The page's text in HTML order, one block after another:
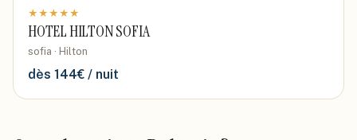
★ ★ ★ ★ ★
HOTEL HILTON SOFIA
sofia · Hilton
dès 144€ / nuit